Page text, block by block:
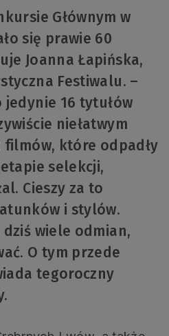
Głównym w
się prawie 60
Joanna Łapińska,
Festiwalu. –
16 tytułów
niełatwym
które odpadły
selekcji,
Cieszy za to
i stylów.
wiele odmian,
O tym przede
tegoroczny